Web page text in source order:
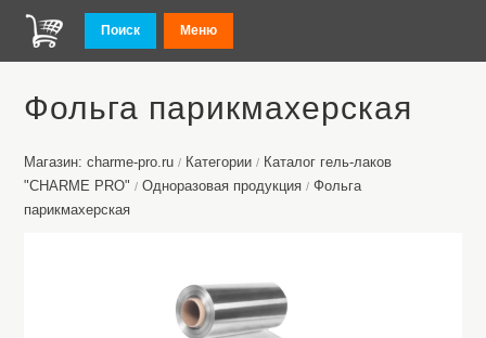
Поиск Меню
Фольга парикмахерская
Магазин: charme-pro.ru / Категории / Каталог гель-лаков
"CHARME PRO" / Одноразовая продукция / Фольга
парикмахерская